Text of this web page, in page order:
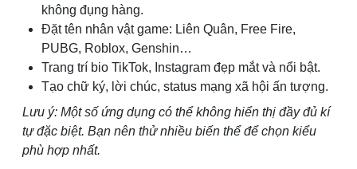
không đụng hàng.
Đặt tên nhân vật game: Liên Quân, Free Fire,
PUBG, Roblox, Genshin…
Trang trí bio TikTok, Instagram đẹp mắt và nổi bật.
Tạo chữ ký, lời chúc, status mạng xã hội ấn tượng.
Lưu ý: Một số ứng dụng có thể không hiển thị đầy đủ kí
tự đặc biệt. Bạn nên thử nhiều biến thể để chọn kiểu
phù hợp nhất.